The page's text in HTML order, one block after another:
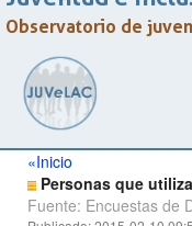
Observatorio de
«Inicio
Personas que
Fuente: Encuestas de